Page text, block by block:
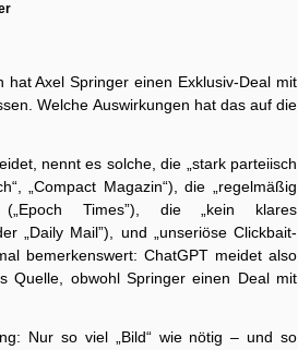
Axel Springer einen Exklusiv-Deal mit
Welche Auswirkungen hat das auf die
nennt es solche, die „stark parteiisch
„Compact Magazin“), die „regelmäßig
(„Epoch Times”), die „kein klares
„Daily Mail”), und „unseriöse Clickbait-
bemerkenswert: ChatGPT meidet also
Quelle, obwohl Springer einen Deal mit
Nur so viel „Bild“ wie nötig – und so